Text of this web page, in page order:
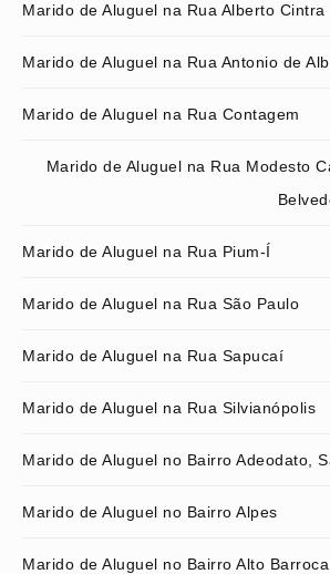
Marido de Aluguel na Rua Alberto Cintra
Marido de Aluguel na Rua Antonio de
Marido de Aluguel na Rua Contagem
Marido de Aluguel na Rua Modesto
Marido de Aluguel na Rua Pium-Í
Marido de Aluguel na Rua São Paulo
Marido de Aluguel na Rua Sapucaí
Marido de Aluguel na Rua Silvianópolis
Marido de Aluguel no Bairro Adeodato,
Marido de Aluguel no Bairro Alpes
Marido de Aluguel no Bairro Alto Barroca